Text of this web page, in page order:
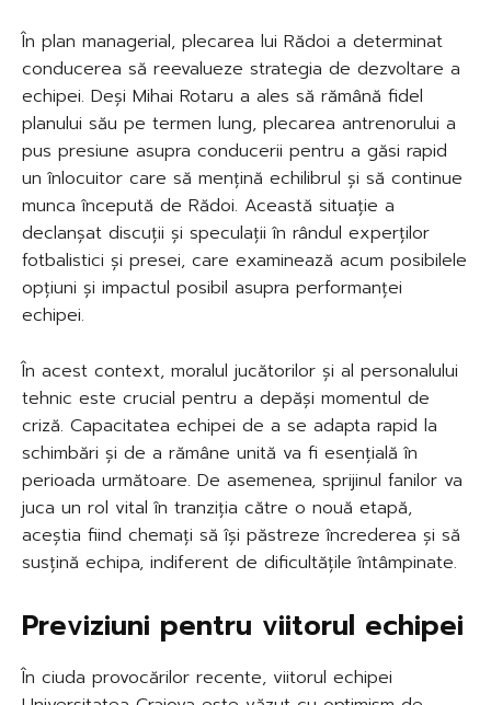
În plan managerial, plecarea lui Rădoi a determinat
conducerea să reevalueze strategia de dezvoltare a
echipei. Deși Mihai Rotaru a ales să rămână fidel
planului său pe termen lung, plecarea antrenorului a
pus presiune asupra conducerii pentru a găsi rapid
un înlocuitor care să mențină echilibrul și să continue
munca începută de Rădoi. Această situație a
declanșat discuții și speculații în rândul experților
fotbalistici și presei, care examinează acum posibilele
opțiuni și impactul posibil asupra performanței
echipei.
În acest context, moralul jucătorilor și al personalului
tehnic este crucial pentru a depăși momentul de
criză. Capacitatea echipei de a se adapta rapid la
schimbări și de a rămâne unită va fi esențială în
perioada următoare. De asemenea, sprijinul fanilor va
juca un rol vital în tranziția către o nouă etapă,
aceștia fiind chemați să își păstreze încrederea și să
susțină echipa, indiferent de dificultățile întâmpinate.
Previziuni pentru viitorul echipei
În ciuda provocărilor recente, viitorul echipei